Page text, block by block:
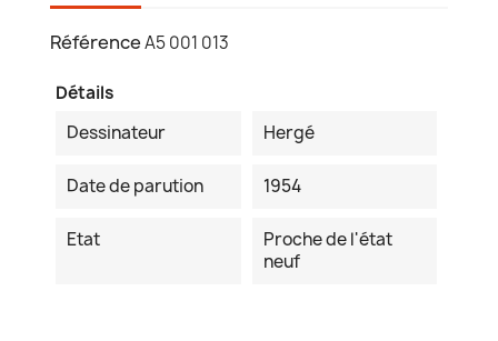
RéférenceA5 001 013
Détails
Dessinateur
Hergé
Date de parution 1954
Etat
Proche de l'état
neuf